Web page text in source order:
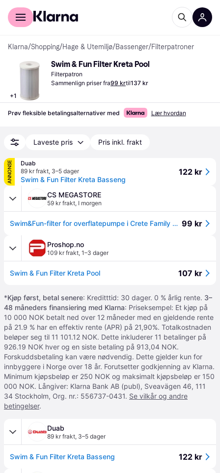
For kunder
Klarna/Shopping/Hage & Utemiljø/Bassenger/Filterpatroner
+1
Swim & Fun Filter Kreta Pool
Filterpatron
Sammenlign priser fra99 krtil137 kr
Prøv fleksible betalingsalternativer med Lær hvordan
Laveste pris Pris inkl. frakt
ANNONSE
Duab
89 kr frakt, 3–5 dager
Swim & Fun Filter Kreta Basseng
122 kr
CS MEGASTORE
59 kr frakt, I morgen
Swim&Fun-filter for overflatepumpe i Crete Family Pools 99 kr
Proshop.no
109 kr frakt, 1–3 dager
Swim & Fun Filter Kreta Pool 107 kr
*Kjøp først, betal senere: Kreditttid: 30 dager. 0 % årlig rente. 3–
48 måneders finansiering med Klarna: Priseksempel: Et kjøp på
10 000 NOK betalt ned over 12 måneder med en gjeldende rente
på 21.9 % har en effektiv rente (APR) på 21,90%. Totalkostnaden
beløper seg til 11 101.12 NOK. Dette inkluderer 11 betalinger på
926.19 NOK hver og en siste betaling på 913,04 NOK.
Forskuddsbetaling kan være nødvendig. Dette gjelder kun for
innbyggere i Norge over 18 år. Forutsetter godkjenning av Klarna.
Minimum kjøpsbeløp er 250 NOK og maksimalt kjøpsbeløp er 150
000 NOK. Långiver: Klarna Bank AB (publ), Sveavägen 46, 111
34 Stockholm, Org. nr.: 556737-0431. Se vilkår og andre
betingelser.
Duab
89 kr frakt, 3–5 dager
Swim & Fun Filter Kreta Basseng 122 kr